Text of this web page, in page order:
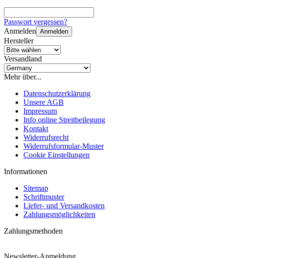
Passwort vergessen?
Anmelden Anmelden
Hersteller
Versandland
Mehr über...
Datenschutzerklärung
Unsere AGB
Impressum
Info online Streitbeilegung
Kontakt
Widerrufsrecht
Widerrufsformular-Muster
Cookie Einstellungen
Informationen
Sitemap
Schriftmuster
Liefer- und Versandkosten
Zahlungsmöglichkeiten
Zahlungsmethoden
Newsletter-Anmeldung